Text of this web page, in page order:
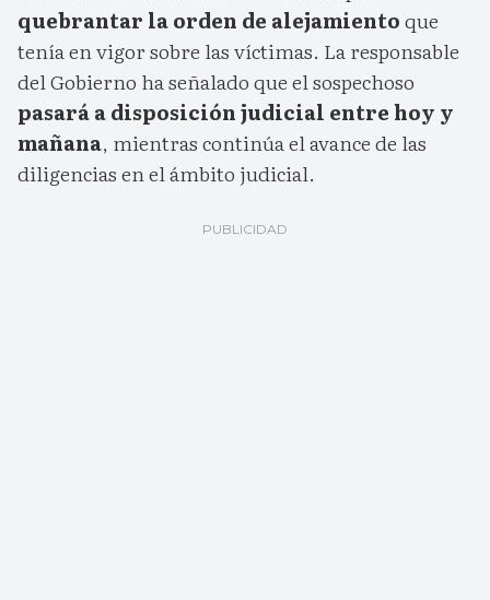
quebrantar la orden de alejamientoque
tenía en vigor sobre las víctimas. La responsable
del Gobierno ha señalado que el sospechoso
pasará a disposición judicial entre hoy y
mañana, mientras continúa el avance de las
diligencias en el ámbito judicial.